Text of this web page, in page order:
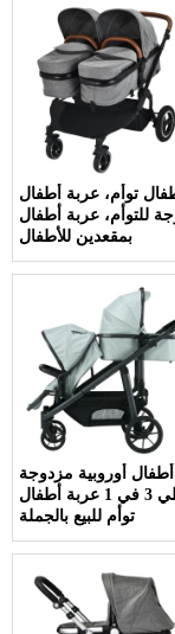
توأم، عربة أطفال
للتوأم، عربة أطفال
بمقعدين للأطفال
أوروبية مزدوجة
قابلة للطي 3 في 1 عربة أطفال
توأم للبيع بالجملة